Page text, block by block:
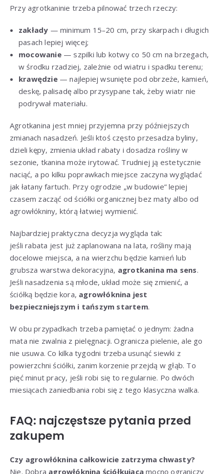
Przy agrotkaninie trzeba pilnować trzech rzeczy:
zakłady — minimum 15–20 cm, przy skarpach i długich
pasach lepiej więcej;
mocowanie— szpilki lub kotwy co 50 cm na brzegach,
w środku rzadziej, zależnie od wiatru i spadku terenu;
krawędzie— najlepiej wsunięte pod obrzeże, kamień,
deskę, palisadę albo przysypane tak, żeby wiatr nie
podrywał materiału.
Agrotkanina jest mniej przyjemna przy późniejszych
zmianach nasadzeń. Jeśli ktoś często przesadza byliny,
dzieli kępy, zmienia układ rabaty i dosadza rośliny w
sezonie, tkanina może irytować. Trudniej ją estetycznie
naciąć, a po kilku poprawkach miejsce zaczyna wyglądać
jak łatany fartuch. Przy ogrodzie „w budowie” lepiej
czasem zacząć od ściółki organicznej bez maty albo od
agrowłókniny, którą łatwiej wymienić.
Najbardziej praktyczna decyzja wygląda tak:
jeśli rabata jest już zaplanowana na lata, rośliny mają
docelowe miejsca, a na wierzchu będzie kamień lub
grubsza warstwa dekoracyjna, agrotkanina ma sens.
Jeśli nasadzenia są młode, układ może się zmienić, a
ściółką będzie kora, agrowłóknina jest
bezpieczniejszym i tańszym startem.
W obu przypadkach trzeba pamiętać o jednym: żadna
mata nie zwalnia z pielęgnacji. Ogranicza pielenie, ale go
nie usuwa. Co kilka tygodni trzeba usunąć siewki z
powierzchni ściółki, zanim korzenie przejdą w głąb. To
pięć minut pracy, jeśli robi się to regularnie. Po dwóch
miesiącach zaniedbania robi się z tego klasyczna walka.
FAQ: najczęstsze pytania przed
zakupem
Czy agrowłóknina całkowicie zatrzyma chwasty?
Nie. Dobra agrowłóknina ściółkująca mocno ograniczy